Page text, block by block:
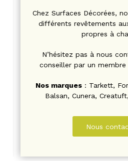
Chez Surfaces Décorées,
différents revêtements
propres à
N’hésitez pas à nous
conseiller par un
Nos marques: Tarkett,
Balsan, Cunera,
Nous